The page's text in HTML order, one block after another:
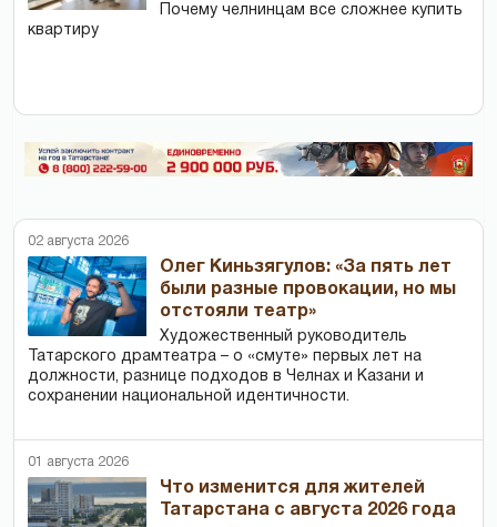
Почему челнинцам все сложнее купить
квартиру
02 августа 2026
Олег Киньзягулов: «За пять лет
были разные провокации, но мы
отстояли театр»
Художественный руководитель
Татарского драмтеатра – о «смуте» первых лет на
должности, разнице подходов в Челнах и Казани и
сохранении национальной идентичности.
01 августа 2026
Что изменится для жителей
Татарстана с августа 2026 года